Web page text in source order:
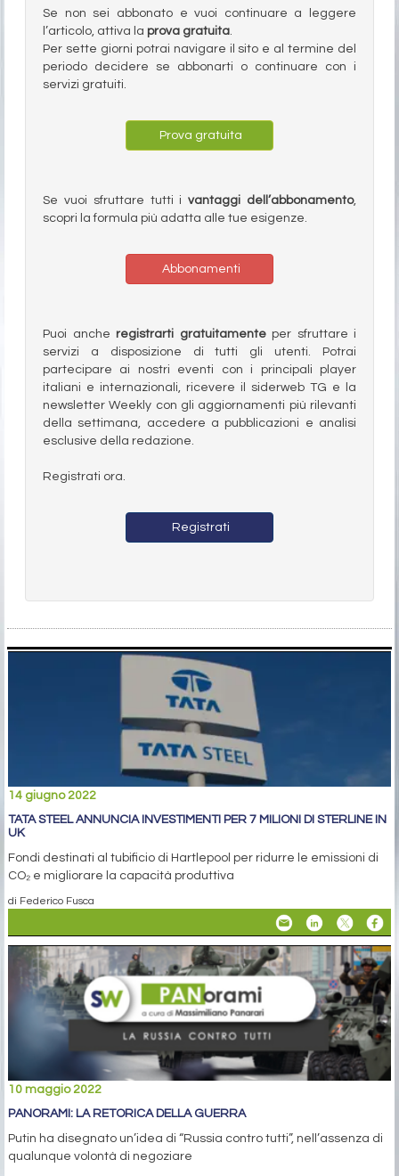
Se non sei abbonato e vuoi continuare a leggere
l’articolo, attiva la prova gratuita.
Per sette giorni potrai navigare il sito e al termine del
periodo decidere se abbonarti o continuare con i
servizi gratuiti.
Prova gratuita
Se vuoi sfruttare tutti ivantaggi dell’abbonamento,
scopri la formula più adatta alle tue esigenze.
Abbonamenti
Puoi anche registrarti gratuitamenteper sfruttare i
servizi a disposizione di tutti gli utenti. Potrai
partecipare ai nostri eventi con i principali player
italiani e internazionali, ricevere il siderweb TG e la
newsletter Weekly con gli aggiornamenti più rilevanti
della settimana, accedere a pubblicazioni e analisi
esclusive della redazione.
Registrati ora.
Registrati
14 giugno 2022
TATA STEEL ANNUNCIA INVESTIMENTI PER 7 MILIONI DI STERLINE IN
UK
Fondi destinati al tubificio di Hartlepool per ridurre le emissioni di
CO₂ e migliorare la capacità produttiva
di Federico Fusca
10 maggio 2022
PANORAMI: LA RETORICA DELLA GUERRA
Putin ha disegnato un’idea di “Russia contro tutti”, nell’assenza di
qualunque volontà di negoziare